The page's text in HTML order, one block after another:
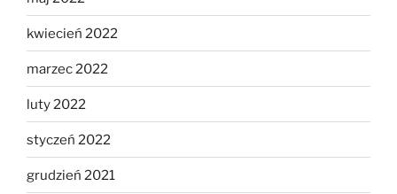
kwiecień 2022
marzec 2022
luty 2022
styczeń 2022
grudzień 2021